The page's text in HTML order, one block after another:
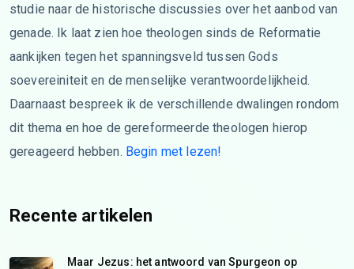
studie naar de historische discussies over het aanbod van
genade. Ik laat zien hoe theologen sinds de Reformatie
aankijken tegen het spanningsveld tussen Gods
soevereiniteit en de menselijke verantwoordelijkheid.
Daarnaast bespreek ik de verschillende dwalingen rondom
dit thema en hoe de gereformeerde theologen hierop
gereageerd hebben. Begin met lezen!
Recente artikelen
Maar Jezus: het antwoord van Spurgeon op